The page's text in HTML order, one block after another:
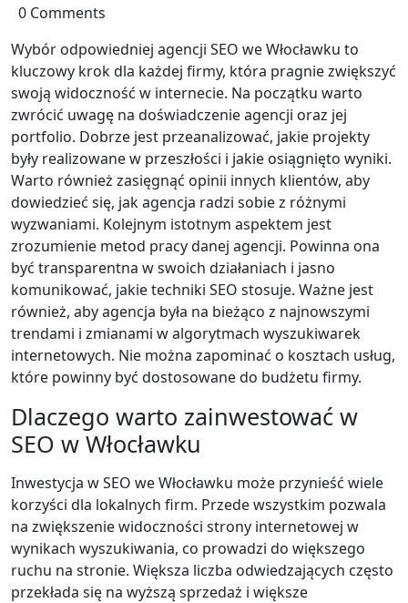
0 Comments
Wybór odpowiedniej agencji SEO we Włocławku to
kluczowy krok dla każdej firmy, która pragnie zwiększyć
swoją widoczność w internecie. Na początku warto
zwrócić uwagę na doświadczenie agencji oraz jej
portfolio. Dobrze jest przeanalizować, jakie projekty
były realizowane w przeszłości i jakie osiągnięto wyniki.
Warto również zasięgnąć opinii innych klientów, aby
dowiedzieć się, jak agencja radzi sobie z różnymi
wyzwaniami. Kolejnym istotnym aspektem jest
zrozumienie metod pracy danej agencji. Powinna ona
być transparentna w swoich działaniach i jasno
komunikować, jakie techniki SEO stosuje. Ważne jest
również, aby agencja była na bieżąco z najnowszymi
trendami i zmianami w algorytmach wyszukiwarek
internetowych. Nie można zapominać o kosztach usług,
które powinny być dostosowane do budżetu firmy.
Dlaczego warto zainwestować w
SEO w Włocławku
Inwestycja w SEO we Włocławku może przynieść wiele
korzyści dla lokalnych firm. Przede wszystkim pozwala
na zwiększenie widoczności strony internetowej w
wynikach wyszukiwania, co prowadzi do większego
ruchu na stronie. Większa liczba odwiedzających często
przekłada się na wyższą sprzedaż i większe